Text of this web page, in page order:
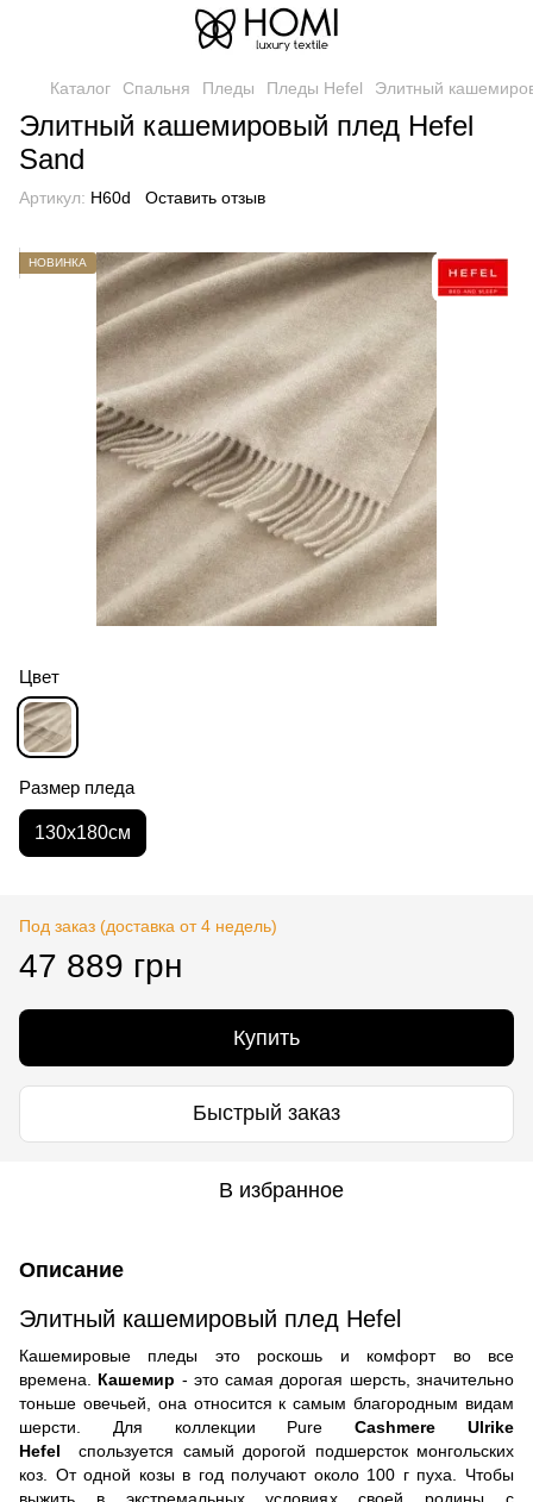
Каталог Спальня Пледы Пледы Hefel Элитный
Элитный кашемировый плед Hefel
Sand
Артикул: H60d Оставить отзыв
НОВИНКА
Цвет
Размер пледа
130х180см
Под заказ (доставка от 4 недель)
47 889 грн
Купить
Быстрый заказ
В избранное
Описание
Элитный кашемировый плед Hefel
Кашемировые пледы это роскошь и комфорт во все
времена. Кашемир - это самая дорогая шерсть, значительно
тоньше овечьей, она относится к самым благородным видам
шерсти. Для коллекции PureCashmere Ulrike
Hefel
спользуется самый дорогой подшерсток монгольских
коз. От одной козы в год получают около 100 г пуха. Чтобы
выжить в экстремальных условиях своей родины с